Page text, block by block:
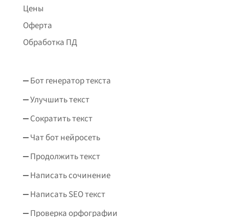
Цены
Оферта
Обработка ПД
Бот генератор текста
Улучшить текст
Сократить текст
Чат бот нейросеть
Продолжить текст
Написать сочинение
Написать SEO текст
Проверка орфографии